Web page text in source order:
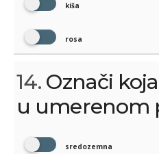
kiša
rosa
14. Označi
u umerenom
sredozemna